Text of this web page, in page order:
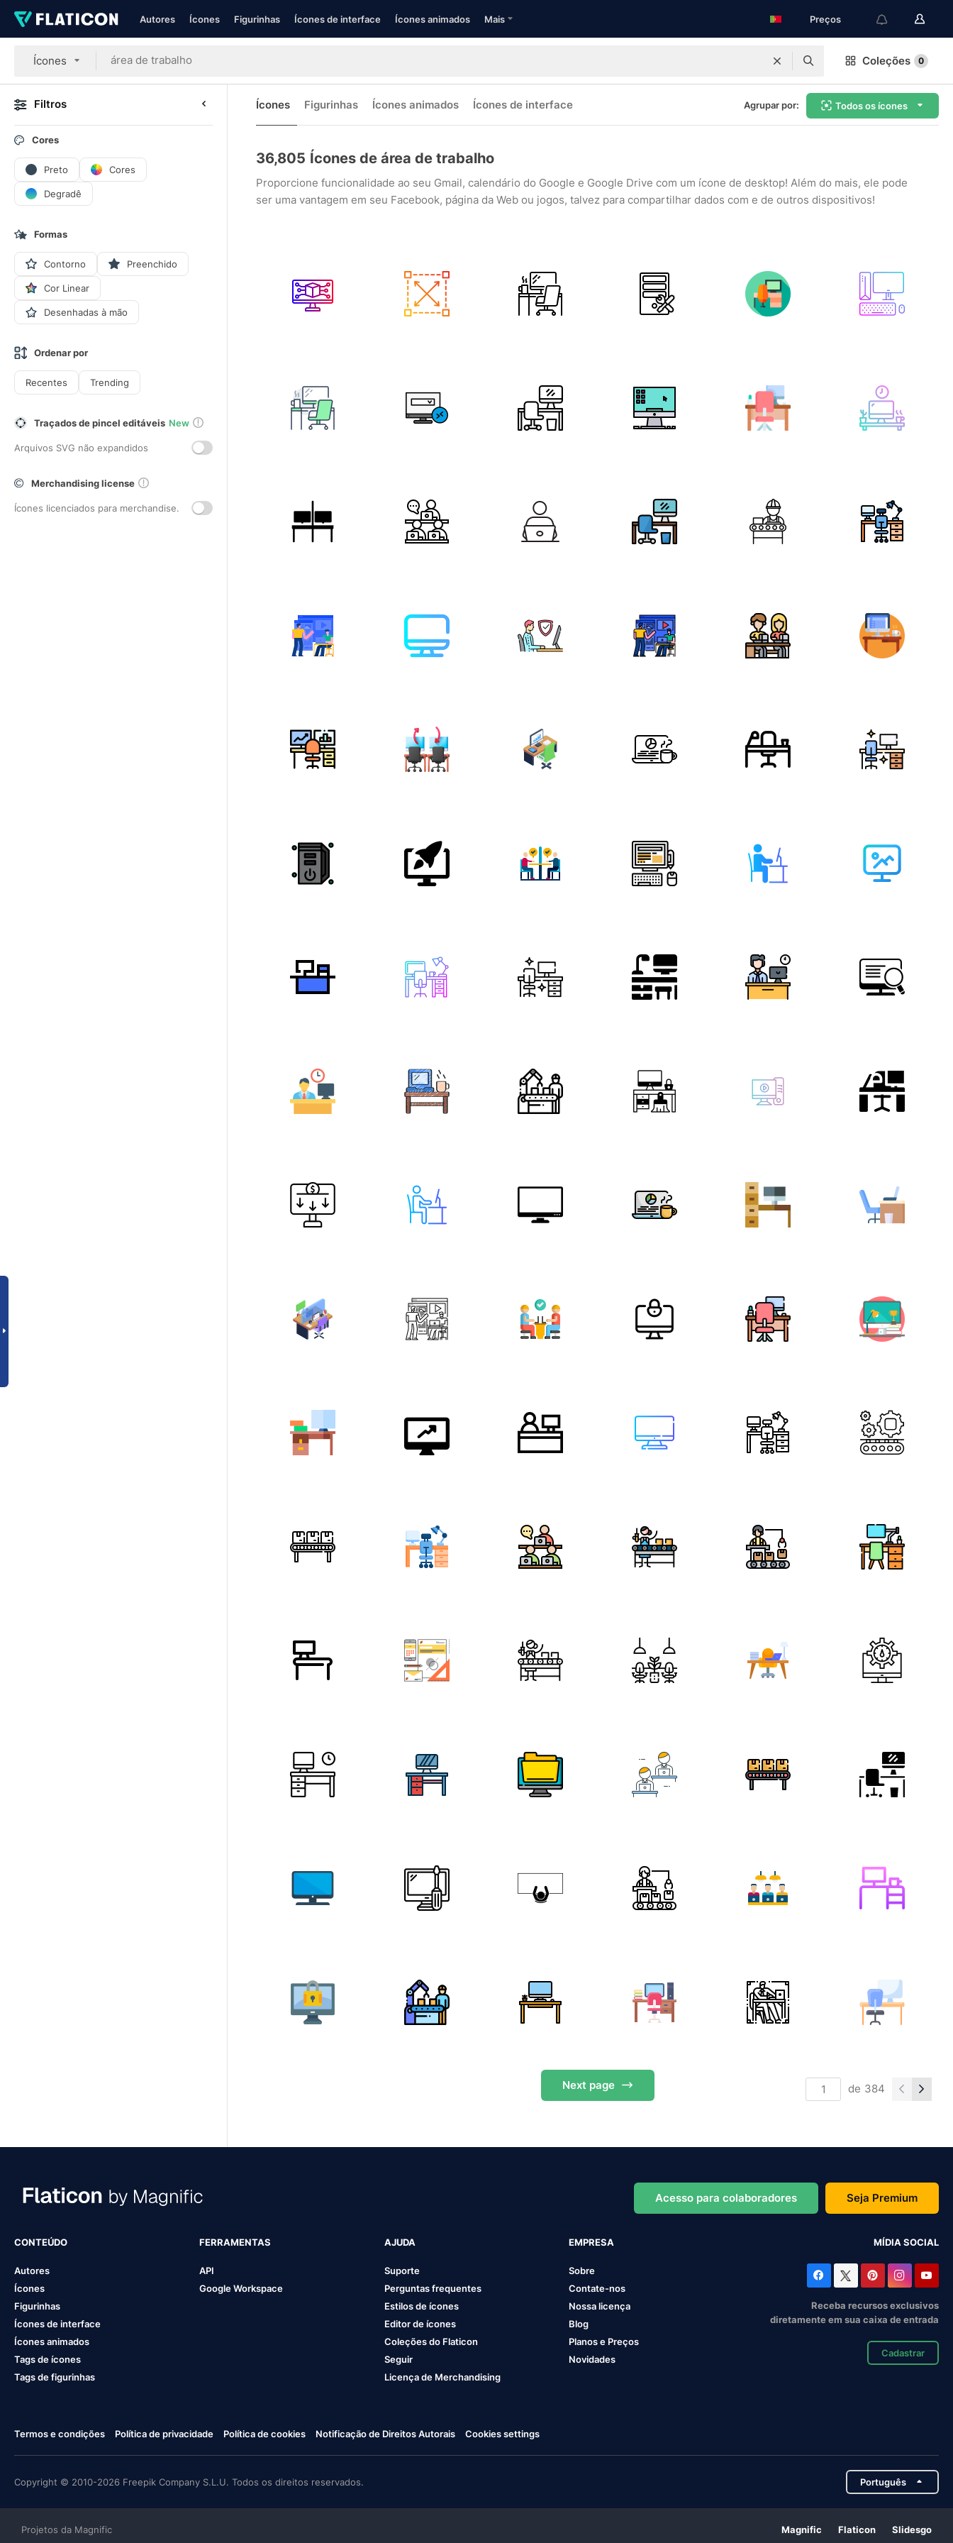
Autores Ícones Figurinhas Ícones de interface Ícones animados Mais Preços
Ícones Coleções 0
Filtros
Cores
Preto Cores
Degradê
Formas
Contorno Preenchido
Cor Linear
Desenhadas à mão
Ordenar por
Recentes Trending
Traçados de pincel editáveis New
Arquivos SVG não expandidos
Merchandising license
Ícones licenciados para merchandise.
Ícones Figurinhas Ícones animados Ícones de interface Agrupar por: Todos os ícones
36,805 Ícones de área de trabalho
Proporcione funcionalidade ao seu Gmail, calendário do Google e Google Drive com um ícone de desktop! Além do mais, ele pode
ser uma vantagem em seu Facebook, página da Web ou jogos, talvez para compartilhar dados com e de outros dispositivos!
Next page de 384
Acesso para colaboradores Seja Premium
CONTEÚDO
Autores
Ícones
Figurinhas
Ícones de interface
Ícones animados
Tags de ícones
Tags de figurinhas
FERRAMENTAS
API
Google Workspace
AJUDA
Suporte
Perguntas frequentes
Estilos de ícones
Editor de ícones
Coleções do Flaticon
Seguir
Licença de Merchandising
EMPRESA
Sobre
Contate-nos
Nossa licença
Blog
Planos e Preços
Novidades
MÍDIA SOCIAL
Receba recursos exclusivos
diretamente em sua caixa de entrada
Cadastrar
Termos e condições Política de privacidade Política de cookies Notificação de Direitos Autorais Cookies settings
Copyright © 2010-2026 Freepik Company S.L.U. Todos os direitos reservados. Português
Projetos da Magnific Magnific Flaticon Slidesgo